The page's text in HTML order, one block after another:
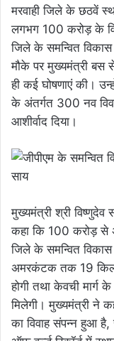
मरवाही जिले के छठवें
लगभग 100 करोड़ के
जिले के समन्वित
मौके पर मुख्यमंत्री बस
ही कई घोषणाएं की।
के अंतर्गत 300 नव
आशीर्वाद दिया।
मुख्यमंत्री श्री
कहा कि 100 करोड़ से
जिले के समन्वित विकास
अमरकंटक तक 19
होगी तथा केवची मार्ग
मिलेगी। मुख्यमंत्री ने
का विवाह संपन्न हुआ है,